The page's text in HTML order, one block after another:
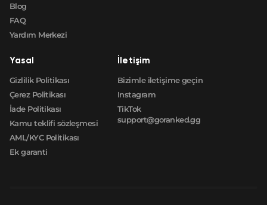
Blog
FAQ
Yardım Merkezi
Yasal
Gizlilik Politikası
Çerez Politikası
İade Politikası
Kamu teklifi sözleşmesi
AML/KYC Politikası
Ek garanti
İletişim
Bizimle iletişime geçin
Instagram
TikTok
support@goranked.gg